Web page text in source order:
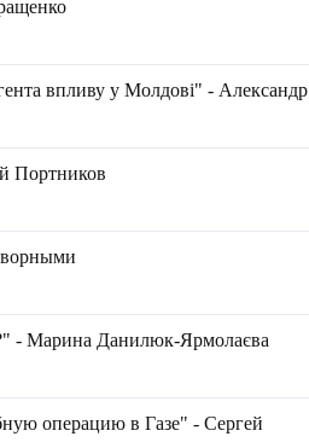
впливу у Молдові" - Александр
Портников
- Марина Данилюк-Ярмолаєва
операцию в Газе" - Сергей